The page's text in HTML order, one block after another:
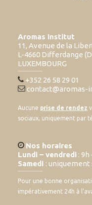
Aromas Institut
11, Avenue de la
L-4660 Differdange
LUXEMBOURG
+352 26 58 29 01
contact@aromas-
Aucune prise de rendez
sociaux, uniquement par
Nos horaires
Lundi – vendredi : 9h
Samedi : uniquement
Pour une bonne
impérativement 24h à